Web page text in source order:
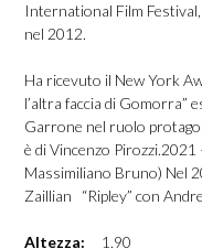
International Film
nel 2012.
Ha ricevuto il New York
l’altra faccia di Gomorra”
Garrone nel ruolo
è di Vincenzo Pirozzi.2021
Massimiliano Bruno) Nel
Zaillian “Ripley” con
Altezza: 1.90